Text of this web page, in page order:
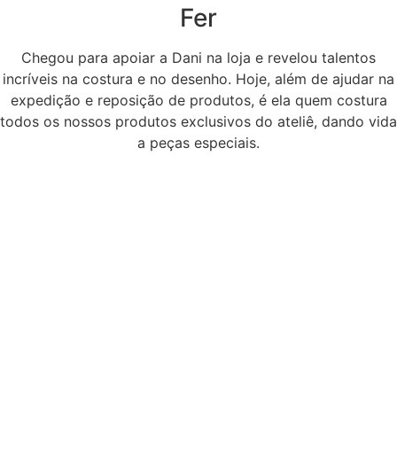
Fer
Chegou para apoiar a Dani na loja e revelou talentos
incríveis na costura e no desenho. Hoje, além de ajudar na
expedição e reposição de produtos, é ela quem costura
todos os nossos produtos exclusivos do ateliê, dando vida
a peças especiais.